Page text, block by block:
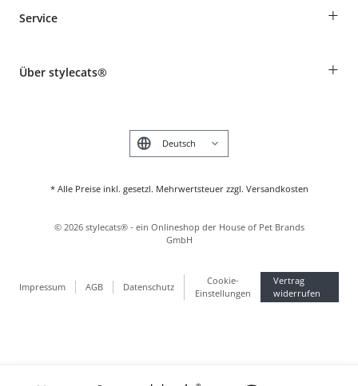
Informationen zur Lieferung
Produkte reklamieren und zurücksenden
Service +
Tierkrankenversicherung
Über stylecats® +
* Alle Preise inkl. gesetzl. Mehrwertsteuer zzgl. Versandkosten
English
Impressum AGB Datenschutz
Cookie-
Einstellungen
Vertrag
widerrufen
© 2026 stylecats® - ein Onlineshop der House of Pet Brands
GmbH